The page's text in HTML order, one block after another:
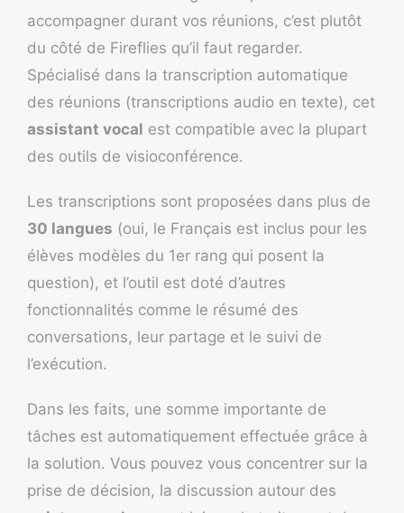
accompagner durant vos réunions, c’est plutôt
du côté de Fireflies qu’il faut regarder.
Spécialisé dans la transcription automatique
des réunions (transcriptions audio en texte), cet
assistant vocal est compatible avec la plupart
des outils de visioconférence.
Les transcriptions sont proposées dans plus de
30 langues (oui, le Français est inclus pour les
élèves modèles du 1er rang qui posent la
question), et l’outil est doté d’autres
fonctionnalités comme le résumé des
conversations, leur partage et le suivi de
l’exécution.
Dans les faits, une somme importante de
tâches est automatiquement effectuée grâce à
la solution. Vous pouvez vous concentrer sur la
prise de décision, la discussion autour des